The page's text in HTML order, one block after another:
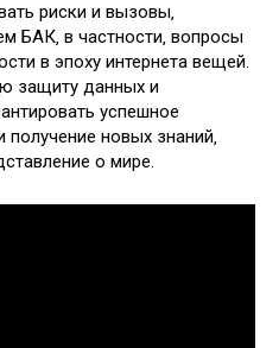
риски и вызовы‚
БАК‚ в частности‚ вопросы
в эпоху интернета вещей.
защиту данных и
успешное
новых знаний‚
о мире.